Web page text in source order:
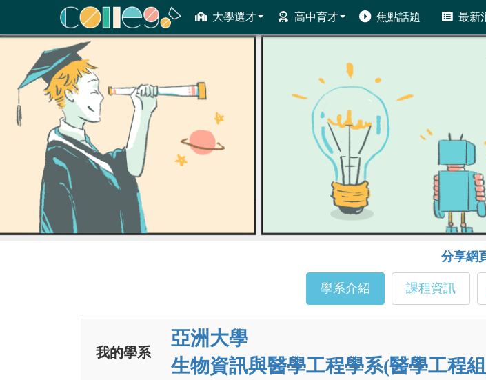
大學選才 高中育才 焦點話題 最新
ColleGo! 大學選才與高中育才輔助系統
分享網
學系介紹 課程資訊
我的學系
亞洲大學
生物資訊與醫學工程學系(醫學工程